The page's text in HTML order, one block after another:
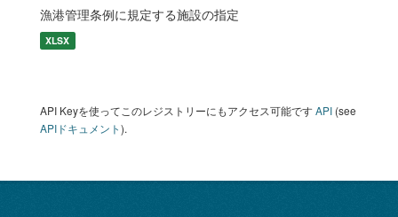
漁港管理条例に規定する施設の指定
XLSX
API Keyを使ってこのレジストリーにもアクセス可能ですAPI (see
APIドキュメント).